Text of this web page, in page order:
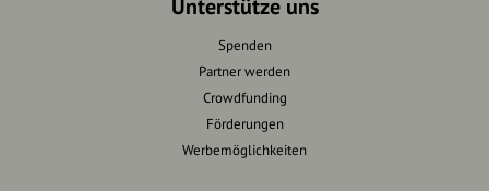
Unterstütze uns
Spenden
Partner werden
Crowdfunding
Förderungen
Werbemöglichkeiten